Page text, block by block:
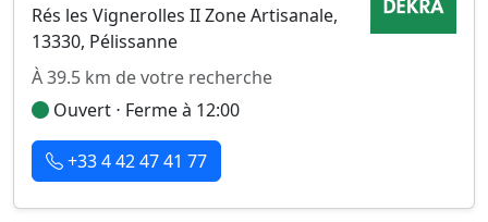
Rés les Vignerolles II Zone Artisanale,
13330, Pélissanne
À 39.5 km de votre recherche
Ouvert ⋅ Ferme à 12:00
+33 4 42 47 41 77